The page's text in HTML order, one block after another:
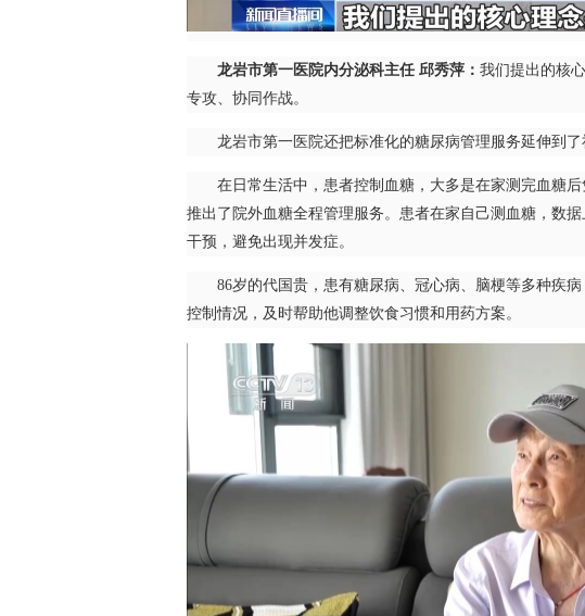
龙岩市第一医院内分泌科主任 邱秀萍： 我们提出的核
专攻、协同作战。
龙岩市第一医院还把标准化的糖尿病管理服务延伸到了
在日常生活中，患者控制血糖，大多是在家测完血糖后
推出了院外血糖全程管理服务。患者在家自己测血糖，数
干预，避免出现并发症。
86岁的代国贵，患有糖尿病、冠心病、脑梗等多种疾病
控制情况，及时帮助他调整饮食习惯和用药方案。